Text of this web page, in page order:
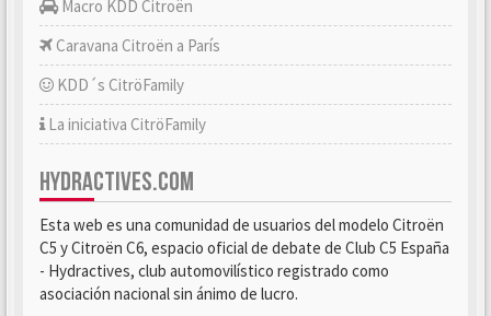
Macro KDD Citroën
Caravana Citroën a París
KDD´s CitröFamily
La iniciativa CitröFamily
HYDRACTIVES.COM
Esta web es una comunidad de usuarios del modelo Citroën
C5 y Citroën C6, espacio oficial de debate de Club C5 España
- Hydractives, club automovilístico registrado como
asociación nacional sin ánimo de lucro.